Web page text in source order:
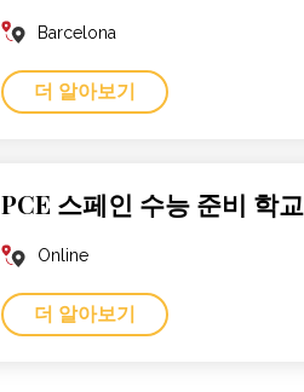
Barcelona
더 알아보기
PCE 스페인 수능 준비 학교
Online
더 알아보기